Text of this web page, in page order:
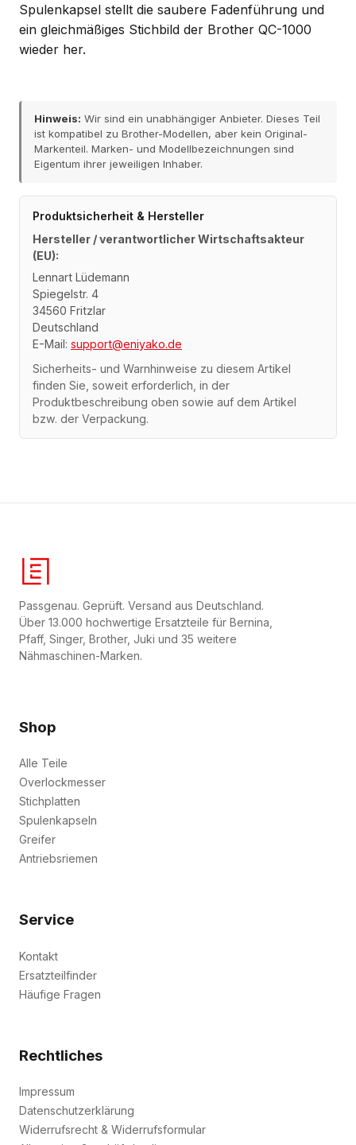
Spulenkapsel stellt die saubere Fadenführung und
ein gleichmäßiges Stichbild der Brother QC-1000
wieder her.
Hinweis: Wir sind ein unabhängiger Anbieter. Dieses Teil
ist kompatibel zu Brother-Modellen, aber kein Original-
Markenteil. Marken- und Modellbezeichnungen sind
Eigentum ihrer jeweiligen Inhaber.
Produktsicherheit & Hersteller
Hersteller / verantwortlicher Wirtschaftsakteur
(EU):
Lennart Lüdemann
Spiegelstr. 4
34560 Fritzlar
Deutschland
E-Mail: support@eniyako.de
Sicherheits- und Warnhinweise zu diesem Artikel
finden Sie, soweit erforderlich, in der
Produktbeschreibung oben sowie auf dem Artikel
bzw. der Verpackung.
Passgenau. Geprüft. Versand aus Deutschland.
Über 13.000 hochwertige Ersatzteile für Bernina,
Pfaff, Singer, Brother, Juki und 35 weitere
Nähmaschinen-Marken.
Shop
Alle Teile
Overlockmesser
Stichplatten
Spulenkapseln
Greifer
Antriebsriemen
Service
Kontakt
Ersatzteilfinder
Häufige Fragen
Rechtliches
Impressum
Datenschutzerklärung
Widerrufsrecht & Widerrufsformular